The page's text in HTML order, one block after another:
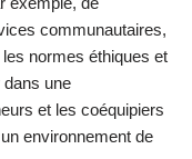
utilisent
morale ?
à travers des
le respect des